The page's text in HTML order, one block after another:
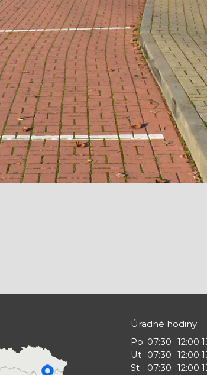
Úradné hodiny
Po
Ut
St
: 07:30 -12:00
: 07:30 -12:00
: 07:30 -12:00